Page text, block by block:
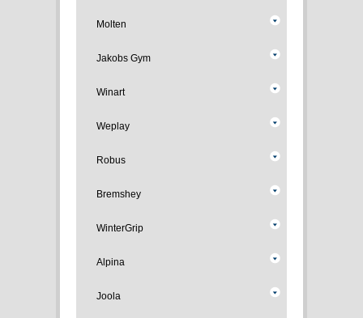
Molten
Jakobs Gym
Winart
Weplay
Robus
Bremshey
WinterGrip
Alpina
Joola